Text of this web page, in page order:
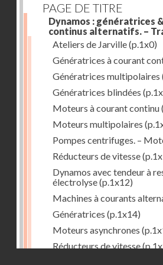
PAGE DE TITRE
Dynamos : génératrices
continus alternatifs. –
Ateliers de Jarville(p.1x0)
Génératrices à courant
Génératrices multipolaires
Génératrices blindées
Moteurs à courant continu
Moteurs multipolaires
Pompes centrifuges. –
Réducteurs de vitesse
Dynamos avec tendeur à
électrolyse(p.1x12)
Machines à courants
Génératrices (p.1x14)
Moteurs asynchrones
Réducteurs de vitesse